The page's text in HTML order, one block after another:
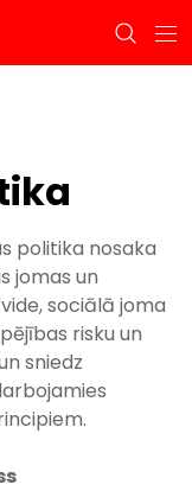
politika nosaka
jomas un
sociālā joma
risku un
sniedz